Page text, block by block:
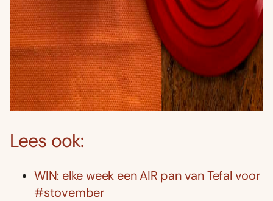
Lees ook:
WIN: elke week een AIR pan van Tefal voor
#stovember